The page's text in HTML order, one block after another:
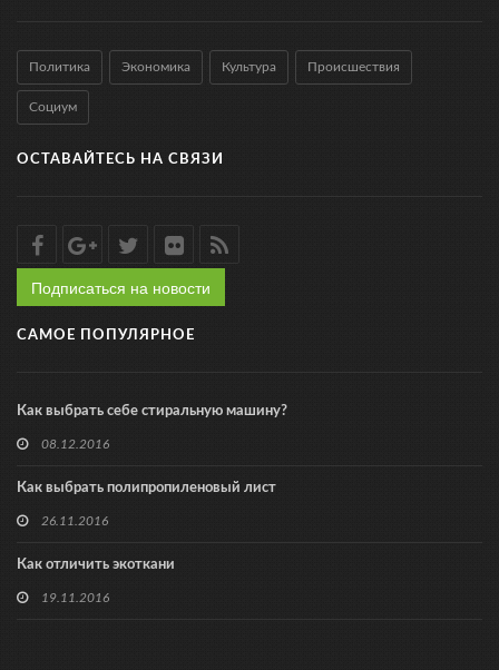
Политика Экономика Культура Происшествия
Социум
ОСТАВАЙТЕСЬ НА СВЯЗИ
Подписаться на новости
САМОЕ ПОПУЛЯРНОЕ
Как выбрать себе стиральную машину?
08.12.2016
Как выбрать полипропиленовый лист
26.11.2016
Как отличить экоткани
19.11.2016